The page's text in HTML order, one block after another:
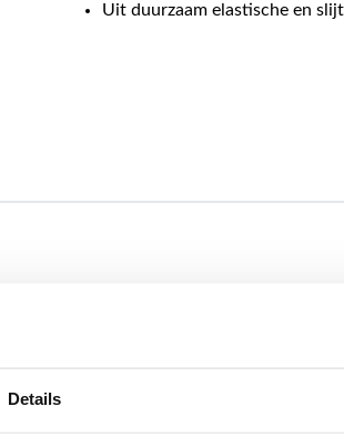
Details
Uit duurzaam elastische en